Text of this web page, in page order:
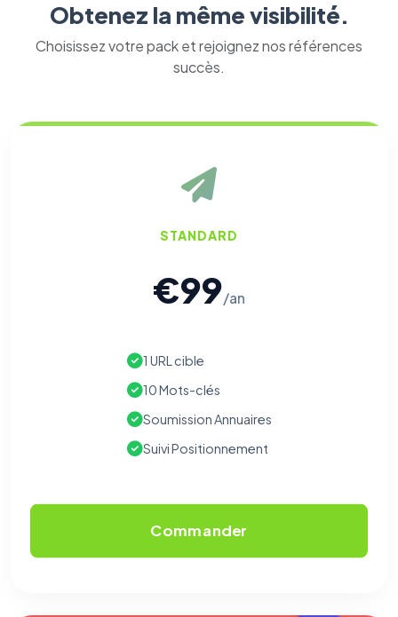
Obtenez la même visibilité.
Choisissez votre pack et rejoignez nos références
succès.
STANDARD
€99/an
1 URL cible
10 Mots-clés
Soumission Annuaires
Suivi Positionnement
Commander